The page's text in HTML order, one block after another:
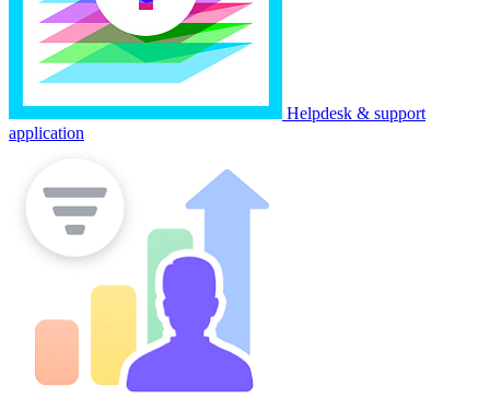
Helpdesk & support
application